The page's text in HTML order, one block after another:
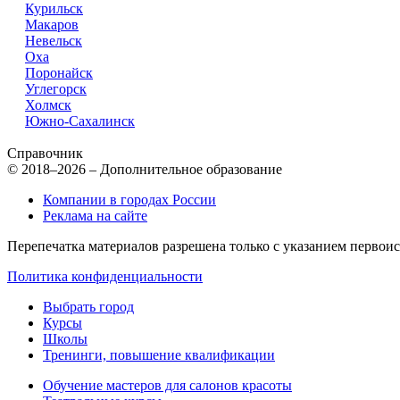
Курильск
Макаров
Невельск
Оха
Поронайск
Углегорск
Холмск
Южно-Сахалинск
Справочник
© 2018–2026 – Дополнительное образование
Компании в городах России
Реклама на сайте
Перепечатка материалов разрешена только с указанием
Политика конфиденциальности
Выбрать город
Курсы
Школы
Тренинги, повышение квалификации
Обучение мастеров для салонов красоты